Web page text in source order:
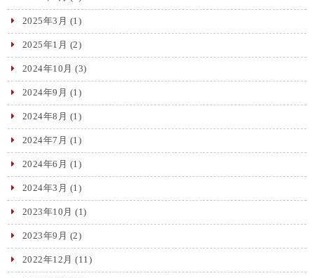
2025年3月 (1)
2025年1月 (2)
2024年10月 (3)
2024年9月 (1)
2024年8月 (1)
2024年7月 (1)
2024年6月 (1)
2024年3月 (1)
2023年10月 (1)
2023年9月 (2)
2022年12月 (11)